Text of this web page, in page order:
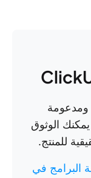
ومدعومة
الوثوق
للمنتج.
البرامج في